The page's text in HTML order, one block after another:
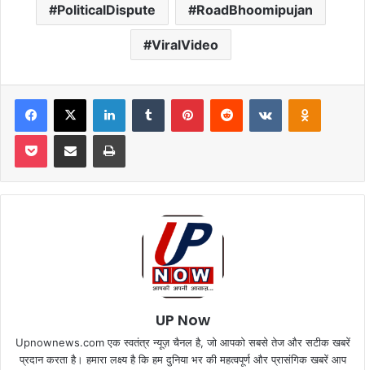
PoliticalDispute RoadBhoomipujan
ViralVideo
Facebook
X LinkedInTumblr PinterestReddit VKontakte
Pocket Share via Email Print
UP Now
Upnownews.com एक स्वतंत्र न्यूज़ चैनल है, जो आपको सबसे तेज और सटीक खबरें
प्रदान करता है। हमारा लक्ष्य है कि हम दुनिया भर की महत्वपूर्ण और प्रासंगिक खबरें आप